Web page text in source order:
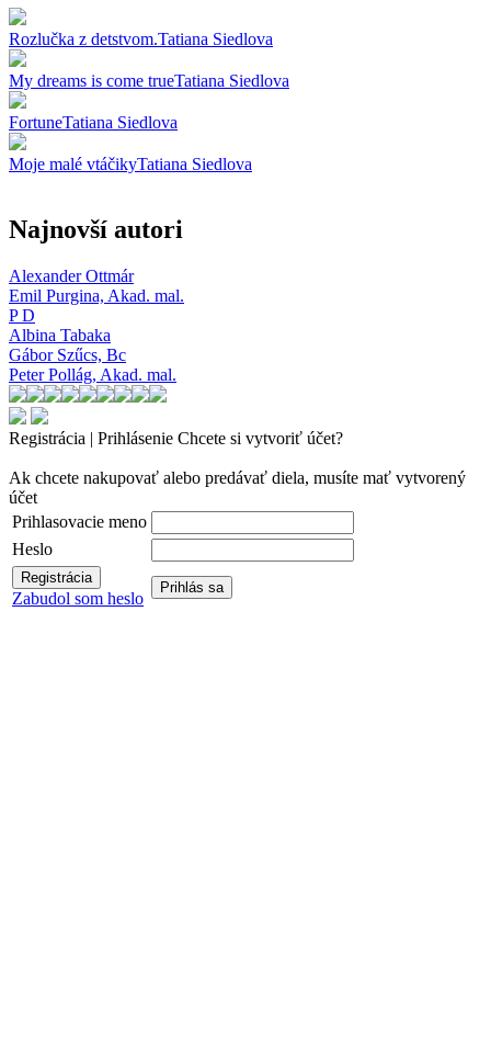
Rozlučka z detstvom.Tatiana Siedlova
My dreams is come trueTatiana Siedlova
FortuneTatiana Siedlova
Moje malé vtáčikyTatiana Siedlova
Najnovší autori
Alexander Ottmár
Emil Purgina, Akad. mal.
P D
Albina Tabaka
Gábor Szűcs, Bc
Peter Pollág, Akad. mal.
Registrácia | Prihlásenie Chcete si vytvoriť účet?
Ak chcete nakupovať alebo predávať diela, musíte mať vytvorený
účet
Prihlasovacie meno
Heslo
Zabudol som heslo